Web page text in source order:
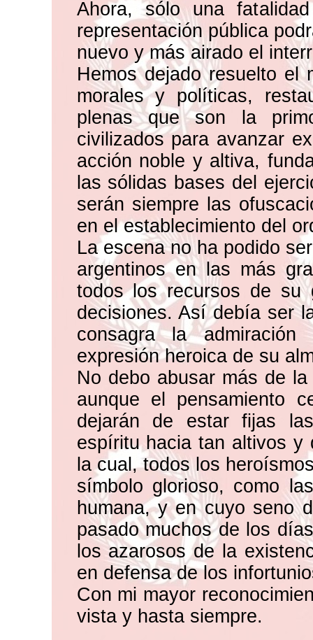
Ahora, sólo una
representación pública
nuevo y más airado el
Hemos dejado resuelto el
morales y políticas,
plenas que son la
civilizados para avanzar
acción noble y altiva,
las sólidas bases del
serán siempre las
en el establecimiento del
La escena no ha podido
argentinos en las más
todos los recursos de
decisiones. Así debía ser
consagra la
expresión heroica de su
No debo abusar más de
aunque el pensamiento
dejarán de estar fijas
espíritu hacia tan altivos y
la cual, todos los
símbolo glorioso, como
humana, y en cuyo seno
pasado muchos de los
los azarosos de la
en defensa de los
Con mi mayor
vista y hasta siempre.